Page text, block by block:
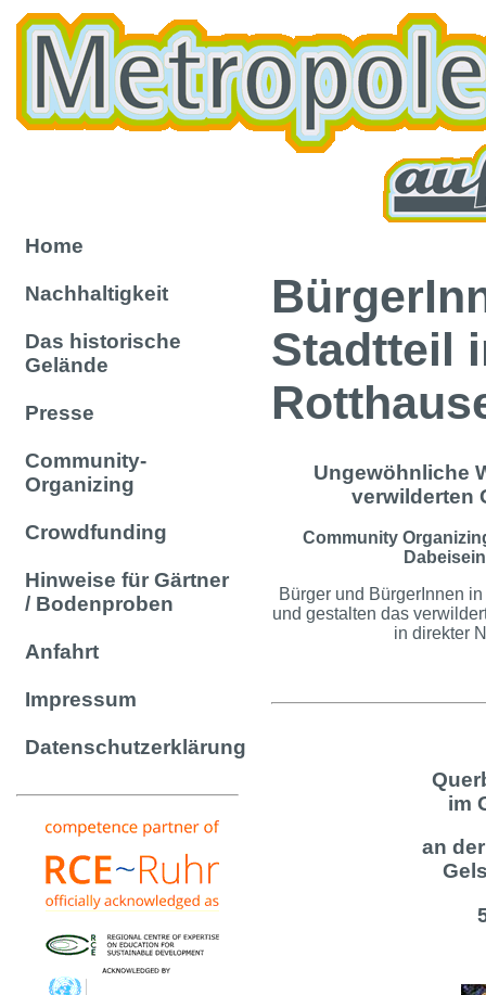
Stadtteil
Ungewöhnliche
verwilderten
Community
Bürger und BürgerInnen
und gestalten das
in direkter
im
an
Home
Nachhaltigkeit
Das historische
Gelände
Presse
Community-
Organizing
Crowdfunding
Hinweise für Gärtner
/ Bodenproben
Anfahrt
Impressum
Datenschutzerklärung